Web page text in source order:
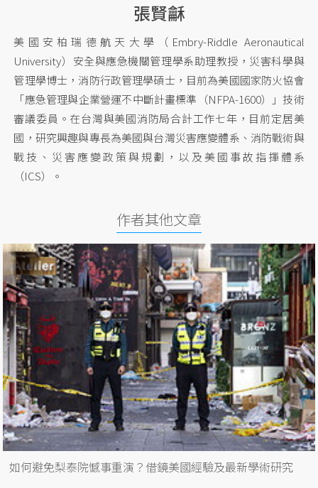
張賢龢
美國安柏瑞德航天大學（Embry-Riddle Aeronautical
University）安全與應急機關管理學系助理教授，災害科學與
管理學博士，消防行政管理學碩士，目前為美國國家防火協會
「應急管理與企業營運不中斷計畫標準（NFPA-1600）」技術
審議委員。在台灣與美國消防局合計工作七年，目前定居美
國，研究興趣與專長為美國與台灣災害應變體系、消防戰術與
戰技、災害應變政策與規劃，以及美國事故指揮體系
（ICS）。
作者其他文章
如何避免梨泰院憾事重演？借鏡美國經驗及最新學術研究